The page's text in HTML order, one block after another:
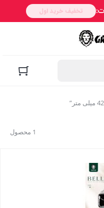
1 محصول